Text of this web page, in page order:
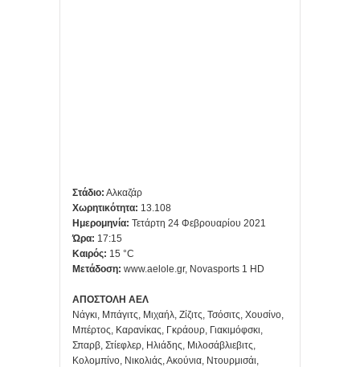
Στάδιο: Αλκαζάρ
Χωρητικότητα: 13.108
Ημερομηνία: Τετάρτη 24 Φεβρουαρίου 2021
Ώρα: 17:15
Καιρός: 15 °C
Μετάδοση: www.aelole.gr, Novasports 1 HD
ΑΠΟΣΤΟΛΗ ΑΕΛ
Νάγκι, Μπάγιτς, Μιχαήλ, Ζίζιτς, Τσόσιτς, Χουσίνο,
Μπέρτος, Καρανίκας, Γκράουρ, Γιακιμόφσκι,
Σπαρβ, Στίεφλερ, Ηλιάδης, Μιλοσάβλιεβιτς,
Κολομπίνο, Νικολιάς, Ακούνια, Ντουρμισάι,